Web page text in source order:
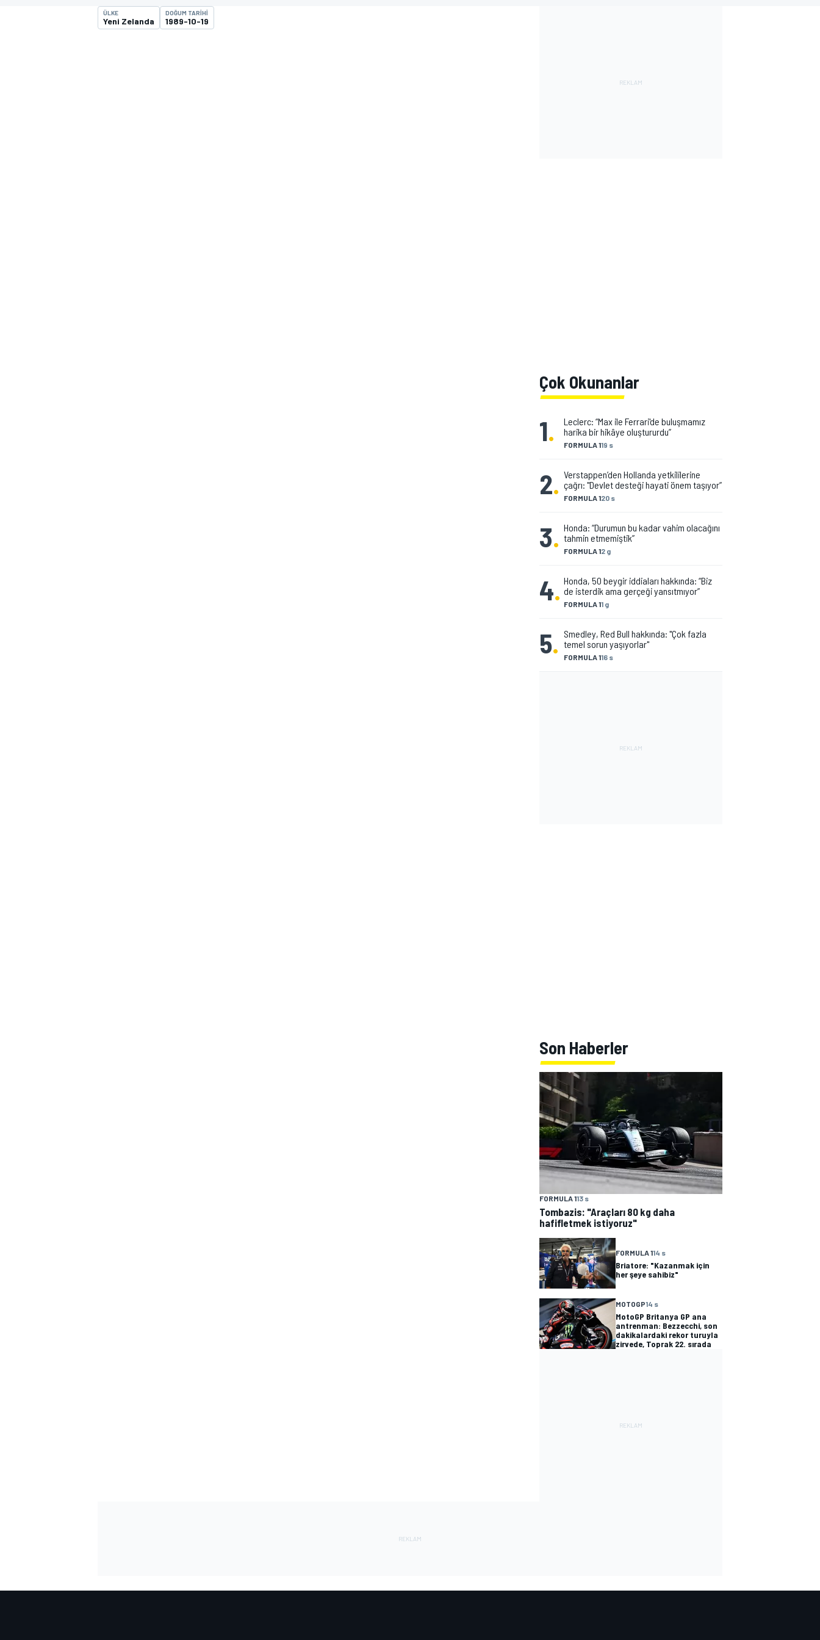
MOTOGP
ÜLKE
Yeni Zelanda
DOĞUM TARIHI
1989-10-19
Çok Okunanlar
1. FORMULA 119 s
Leclerc: “Max ile Ferrari'de buluşmamız
harika bir hikâye oluştururdu”
2. FORMULA 120 s
Verstappen’den Hollanda yetkililerine
çağrı: "Devlet desteği hayati önem taşıyor”
3. FORMULA 12 g
Honda: “Durumun bu kadar vahim olacağını
tahmin etmemiştik”
4. FORMULA 11 g
Honda, 50 beygir iddiaları hakkında: “Biz
de isterdik ama gerçeği yansıtmıyor”
5. FORMULA 116 s
Smedley, Red Bull hakkında: "Çok fazla
temel sorun yaşıyorlar"
Son Haberler
FORMULA 113 s
Tombazis: "Araçları 80 kg daha
hafifletmek istiyoruz"
FORMULA 114 s
Briatore: "Kazanmak için
her şeye sahibiz"
MOTOGP14 s
MotoGP Britanya GP ana
antrenman: Bezzecchi, son
dakikalardaki rekor turuyla
zirvede, Toprak 22. sırada